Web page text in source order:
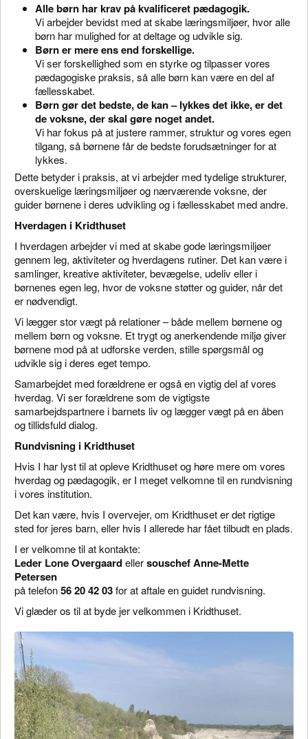
Alle børn har krav på kvalificeret pædagogik.
Vi arbejder bevidst med at skabe læringsmiljøer, hvor alle
børn har mulighed for at deltage og udvikle sig.
Børn er mere ens end forskellige.
Vi ser forskellighed som en styrke og tilpasser vores
pædagogiske praksis, så alle børn kan være en del af
fællesskabet.
Børn gør det bedste, de kan – lykkes det ikke, er det
de voksne, der skal gøre noget andet.
Vi har fokus på at justere rammer, struktur og vores egen
tilgang, så børnene får de bedste forudsætninger for at
lykkes.
Dette betyder i praksis, at vi arbejder med tydelige strukturer,
overskuelige læringsmiljøer og nærværende voksne, der
guider børnene i deres udvikling og i fællesskabet med andre.
Hverdagen i Kridthuset
I hverdagen arbejder vi med at skabe gode læringsmiljøer
gennem leg, aktiviteter og hverdagens rutiner. Det kan være i
samlinger, kreative aktiviteter, bevægelse, udeliv eller i
børnenes egen leg, hvor de voksne støtter og guider, når det
er nødvendigt.
Vi lægger stor vægt på relationer – både mellem børnene og
mellem børn og voksne. Et trygt og anerkendende miljø giver
børnene mod på at udforske verden, stille spørgsmål og
udvikle sig i deres eget tempo.
Samarbejdet med forældrene er også en vigtig del af vores
hverdag. Vi ser forældrene som de vigtigste
samarbejdspartnere i barnets liv og lægger vægt på en åben
og tillidsfuld dialog.
Rundvisning i Kridthuset
Hvis I har lyst til at opleve Kridthuset og høre mere om vores
hverdag og pædagogik, er I meget velkomne til en rundvisning
i vores institution.
Det kan være, hvis I overvejer, om Kridthuset er det rigtige
sted for jeres barn, eller hvis I allerede har fået tilbudt en plads.
I er velkomne til at kontakte:
Leder Lone Overgaardellersouschef Anne-Mette
Petersen
på telefon56 20 42 03for at aftale en guidet rundvisning.
Vi glæder os til at byde jer velkommen i Kridthuset.